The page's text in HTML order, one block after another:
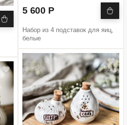
5 600 Р
Набор из 4 подставок для яиц,
белые